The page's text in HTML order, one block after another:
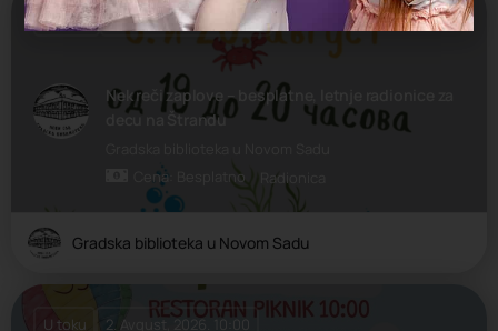
Nek reči zaplove – besplatne, letnje radionice za
decu na Štrandu
Cena: Besplatno
Radionica
Uskoro 20. Avgust, 2026. 19:00
Gradska biblioteka u Novom Sadu
U toku 2. Avgust, 2026. 10:00